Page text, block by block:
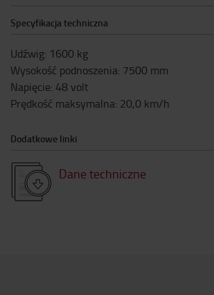
Specyfikacja techniczna
Udźwig: 1600 kg
Wysokość podnoszenia: 7500 mm
Napięcie: 48 volt
Prędkość maksymalna: 20,0 km/h
Dodatkowe linki
Dane techniczne